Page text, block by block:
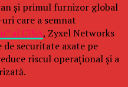
și primul furnizor global
care a semnat
al CISA, Zyxel Networks
securitate axate pe
riscul operațional și a